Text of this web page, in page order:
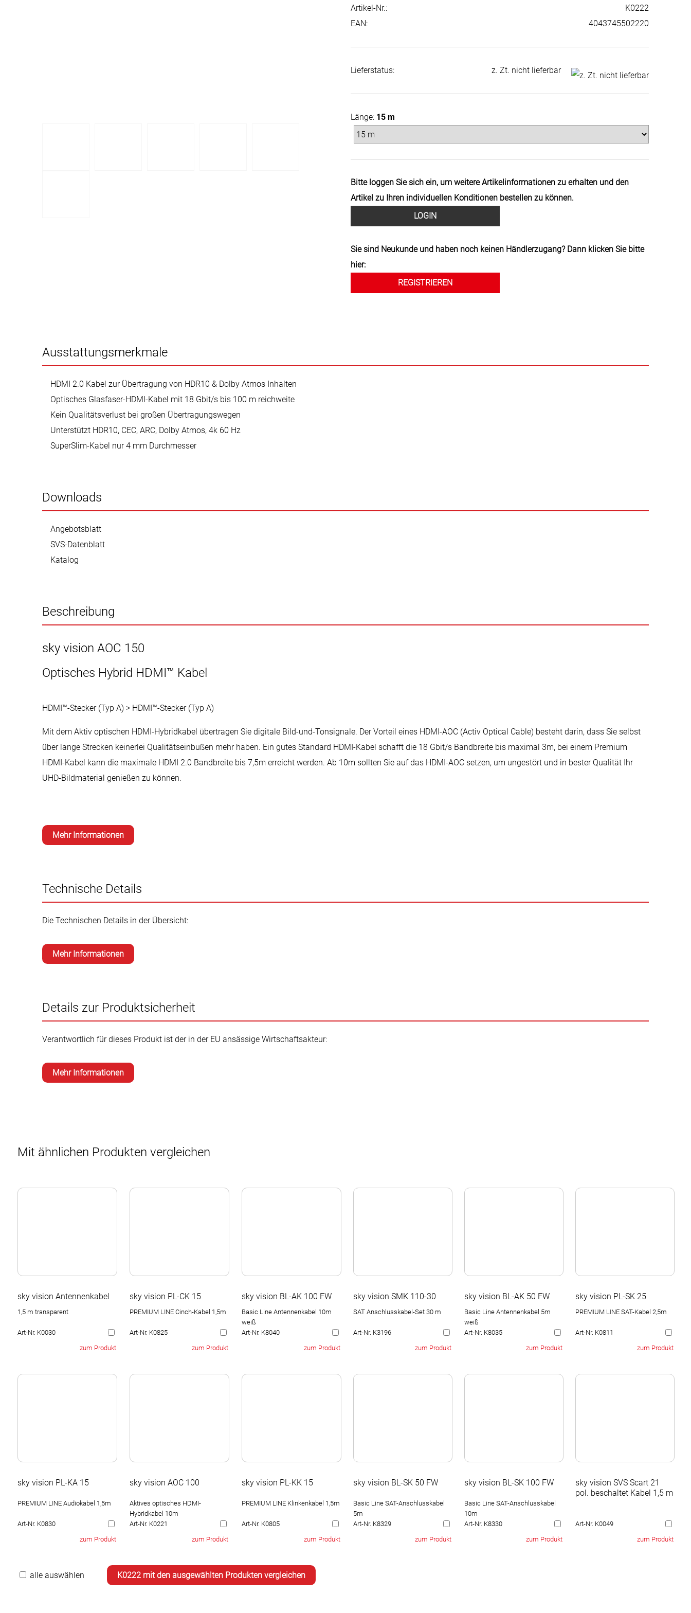
Artikel-Nr.:
K0222
EAN:
4043745502220
Lieferstatus: z. Zt. nicht lieferbar
Länge: 15 m
Bitte loggen Sie sich ein, um weitere Artikelinformationen zu erhalten und den
Artikel zu Ihren individuellen Konditionen bestellen zu können.
LOGIN
Sie sind Neukunde und haben noch keinen Händlerzugang? Dann klicken Sie bitte
hier:
REGISTRIEREN
Ausstattungsmerkmale
HDMI 2.0 Kabel zur Übertragung von HDR10 & Dolby Atmos Inhalten
Optisches Glasfaser-HDMI-Kabel mit 18 Gbit/s bis 100 m reichweite
Kein Qualitätsverlust bei großen Übertragungswegen
Unterstützt HDR10, CEC, ARC, Dolby Atmos, 4k 60 Hz
SuperSlim-Kabel nur 4 mm Durchmesser
Downloads
Angebotsblatt
SVS-Datenblatt
Katalog
Beschreibung
sky vision AOC 150
Optisches Hybrid HDMI™ Kabel
HDMI™-Stecker (Typ A) > HDMI™-Stecker (Typ A)
Mit dem Aktiv optischen HDMI-Hybridkabel übertragen Sie digitale Bild-und-Tonsignale. Der Vorteil eines HDMI-AOC (Activ Optical Cable) besteht darin, dass Sie selbst
über lange Strecken keinerlei Qualitätseinbußen mehr haben. Ein gutes Standard HDMI-Kabel schafft die 18 Gbit/s Bandbreite bis maximal 3m, bei einem Premium
HDMI-Kabel kann die maximale HDMI 2.0 Bandbreite bis 7,5m erreicht werden. Ab 10m sollten Sie auf das HDMI-AOC setzen, um ungestört und in bester Qualität Ihr
UHD-Bildmaterial genießen zu können.
Mehr Informationen
Technische Details
Die Technischen Details in der Übersicht:
Mehr Informationen
Details zur Produktsicherheit
Verantwortlich für dieses Produkt ist der in der EU ansässige Wirtschaftsakteur:
Mehr Informationen
Mit ähnlichen Produkten vergleichen
sky vision Antennenkabel sky vision PL-CK 15 sky vision BL-AK 100 FW sky vision SMK 110-30 sky vision BL-AK 50 FW sky vision PL-SK 25
1,5 m transparent PREMIUM LINE Cinch-Kabel 1,5m
Basic Line Antennenkabel 10m
weiß
SAT Anschlusskabel-Set 30 m
Basic Line Antennenkabel 5m
weiß
PREMIUM LINE SAT-Kabel 2,5m
Art-Nr. K0030 Art-Nr. K0825 Art-Nr. K8040 Art-Nr. K3196 Art-Nr. K8035
Art-Nr. K0811
zum Produkt
zum Produkt zum Produkt zum Produkt zum Produkt zum Produkt
sky vision PL-KA 15 sky vision AOC 100 sky vision PL-KK 15 sky vision BL-SK 50 FW sky vision BL-SK 100 FW
sky vision SVS Scart 21
pol. beschaltet Kabel 1,5 m
PREMIUM LINE Audiokabel 1,5m
Aktives optisches HDMI-
Hybridkabel 10m
PREMIUM LINE Klinkenkabel 1,5m
Basic Line SAT-Anschlusskabel
5m
Basic Line SAT-Anschlusskabel
10m
Art-Nr. K0830
Art-Nr. K0221 Art-Nr. K0805 Art-Nr. K8329 Art-Nr. K8330
Art-Nr. K0049
zum Produkt
zum Produkt zum Produkt zum Produkt zum Produkt zum Produkt
alle auswählen